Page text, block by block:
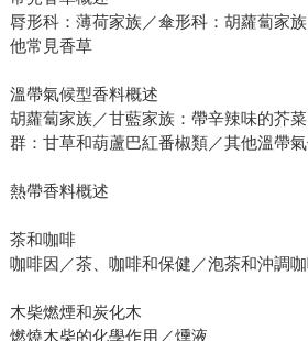
脣形科：薄荷家族／傘形科：胡蘿蔔家
他常見香草
溫帶氣候型香料概述
胡蘿蔔家族／甘藍家族：帶辛辣味的芥
群：甘草和葫蘆巴紅番椒類／其他溫帶
熱帶香料概述
茶和咖啡
咖啡因／茶、咖啡和保健／泡茶和沖調
木柴燃煙和炭化木
燃燒木柴的化學作用／燻液